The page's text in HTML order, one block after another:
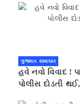
ગુજરાત સમાચાર
હવે નવો વિવાદ !
પોલીસ દોડતી